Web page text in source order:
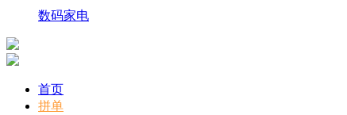
数码家电
首页
拼单